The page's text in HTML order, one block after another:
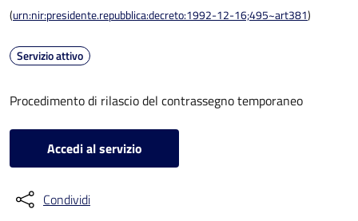
(urn:nir:presidente.repubblica:decreto:1992-12-16;495~art381)
Servizio attivo
Procedimento di rilascio del contrassegno temporaneo
Accedi al servizio
Condividi